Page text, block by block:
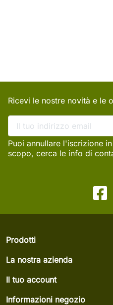
Ricevi le nostre novità e le
Puoi annullare l'iscrizione
scopo, cerca le info di
Prodotti
La nostra azienda
Il tuo account
Informazioni negozio